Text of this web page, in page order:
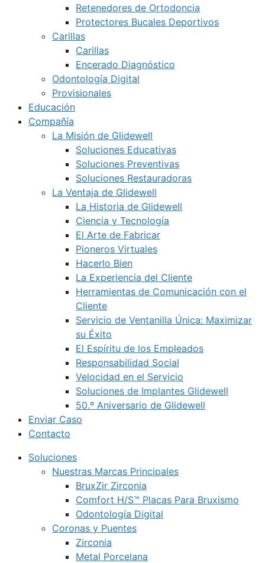
Retenedores de Ortodoncia
Protectores Bucales Deportivos
Carillas
Carillas
Encerado Diagnóstico
Odontología Digital
Provisionales
Educación
Compañía
La Misión de Glidewell
Soluciones Educativas
Soluciones Preventivas
Soluciones Restauradoras
La Ventaja de Glidewell
La Historia de Glidewell
Ciencia y Tecnología
El Arte de Fabricar
Pioneros Virtuales
Hacerlo Bien
La Experiencia del Cliente
Herramientas de Comunicación con el
Cliente
Servicio de Ventanilla Única: Maximizar
su Éxito
El Espíritu de los Empleados
Responsabilidad Social
Velocidad en el Servicio
Soluciones de Implantes Glidewell
50.º Aniversario de Glidewell
Enviar Caso
Contacto
Soluciones
Nuestras Marcas Principales
BruxZir Zirconia
Comfort H/S™ Placas Para Bruxismo
Odontología Digital
Coronas y Puentes
Zirconia
Metal Porcelana